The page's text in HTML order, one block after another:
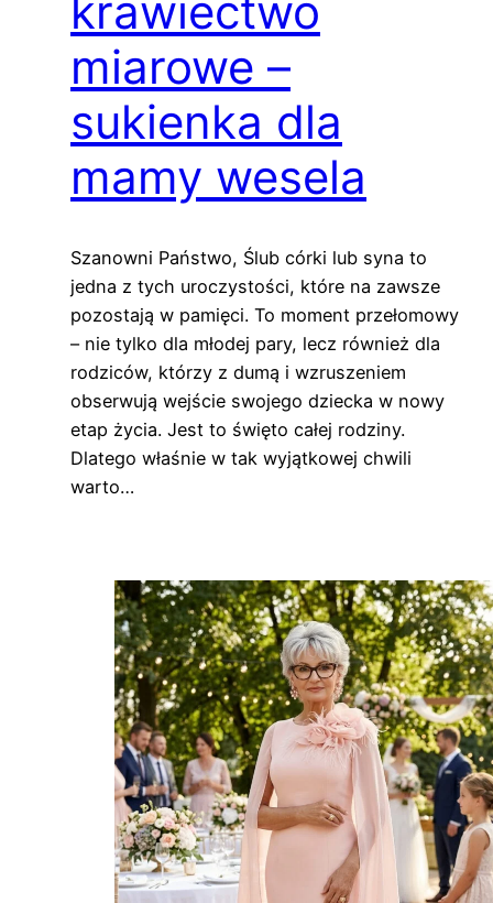
krawiectwo
miarowe –
sukienka dla
mamy wesela
Szanowni Państwo, Ślub córki lub syna to
jedna z tych uroczystości, które na zawsze
pozostają w pamięci. To moment przełomowy
– nie tylko dla młodej pary, lecz również dla
rodziców, którzy z dumą i wzruszeniem
obserwują wejście swojego dziecka w nowy
etap życia. Jest to święto całej rodziny.
Dlatego właśnie w tak wyjątkowej chwili
warto…